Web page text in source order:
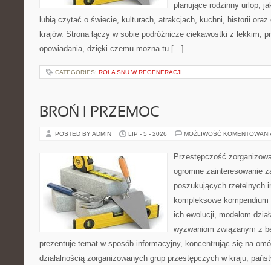
planujące rodzinny urlop,
lubią czytać o świecie, kulturach, atrakcjach, kuchni, historii
krajów. Strona łączy w sobie podróżnicze ciekawostki z lekkim,
opowiadania, dzięki czemu można tu […]
CATEGORIES: ROLA SNU W REGENERACJI
BROŃ I PRZEMOC
POSTED BY ADMIN LIP - 5 - 2026 MOŻLIWOŚĆ
Przestępczość
ogromne zainteresowanie
poszukujących rzetelnych
kompleksowe
ich ewolucji, modelom
wyzwaniom związanym z
prezentuje temat w sposób informacyjny, koncentrując się na
działalnością zorganizowanych grup przestępczych w kraju,